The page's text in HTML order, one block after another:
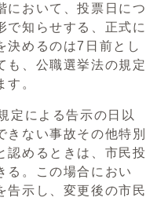
において、投票日につ
で知らせする、正式に
決めるのは7日前とし
も、公職選挙法の規定
。
定による告示の日以
きない事故その他特別
認めるときは、市民投
る。この場合におい
告示し、変更後の市民